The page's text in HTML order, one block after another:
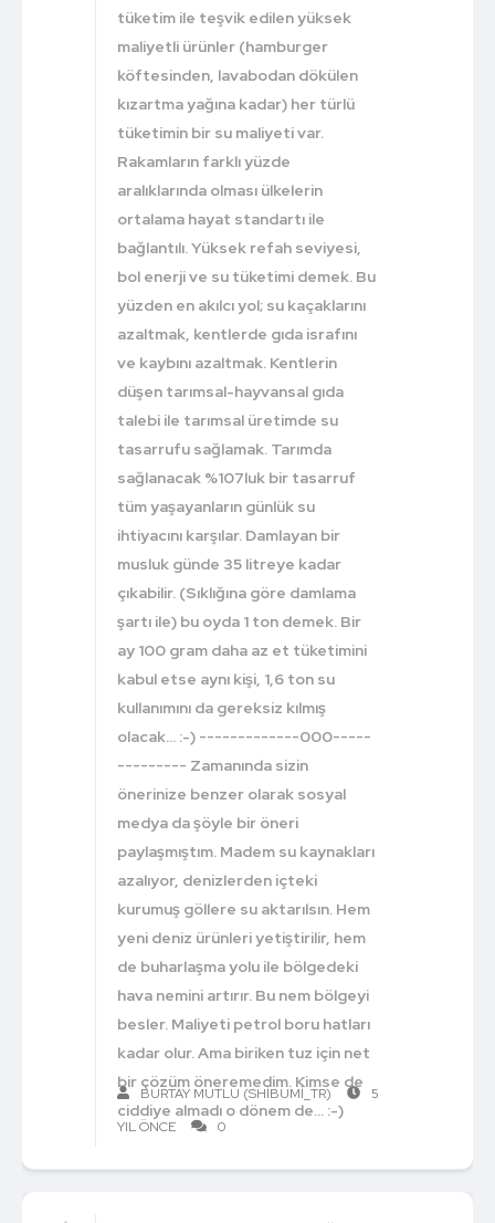
tüketim ile teşvik edilen yüksek
maliyetli ürünler (hamburger
köftesinden, lavabodan dökülen
kızartma yağına kadar) her türlü
tüketimin bir su maliyeti var.
Rakamların farklı yüzde
aralıklarında olması ülkelerin
ortalama hayat standartı ile
bağlantılı. Yüksek refah seviyesi,
bol enerji ve su tüketimi demek. Bu
yüzden en akılcı yol; su kaçaklarını
azaltmak, kentlerde gıda israfını
ve kaybını azaltmak. Kentlerin
düşen tarımsal-hayvansal gıda
talebi ile tarımsal üretimde su
tasarrufu sağlamak. Tarımda
sağlanacak %107luk bir tasarruf
tüm yaşayanların günlük su
ihtiyacını karşılar. Damlayan bir
musluk günde 35 litreye kadar
çıkabilir. (Sıklığına göre damlama
şartı ile) bu oyda 1 ton demek. Bir
ay 100 gram daha az et tüketimini
kabul etse aynı kişi, 1,6 ton su
kullanımını da gereksiz kılmış
olacak... :-) -------------000-----
--------- Zamanında sizin
önerinize benzer olarak sosyal
medya da şöyle bir öneri
paylaşmıştım. Madem su kaynakları
azalıyor, denizlerden içteki
kurumuş göllere su aktarılsın. Hem
yeni deniz ürünleri yetiştirilir, hem
de buharlaşma yolu ile bölgedeki
hava nemini artırır. Bu nem bölgeyi
besler. Maliyeti petrol boru hatları
kadar olur. Ama biriken tuz için net
bir çözüm öneremedim. Kimse de
ciddiye almadı o dönem de... :-)
BURTAY MUTLU (SHIBUMI_TR)
5
YIL ÖNCE
0